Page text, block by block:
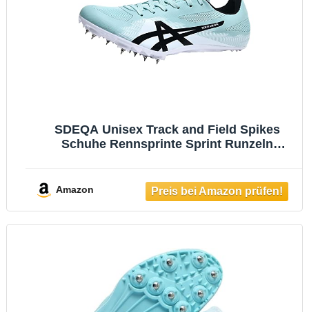
SDEQA Unisex Track and Field Spikes
Schuhe Rennsprinte Sprint Runzeln
EU
Amazon